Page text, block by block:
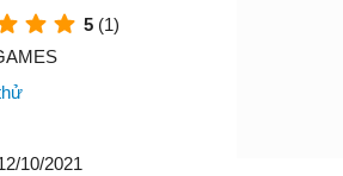
5 (1)
10/2021